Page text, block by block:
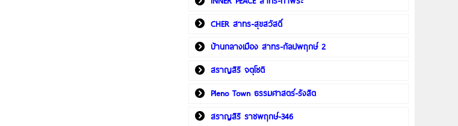
CHER สาทร-สุขสวัสดิ์
บ้านกลางเมือง สาทร-กัลปพฤกษ์ 2
สราญสิริ จตุโชติ
Pleno Town ธรรมศาสตร์-รังสิต
สราญสิริ ราชพฤกษ์-346